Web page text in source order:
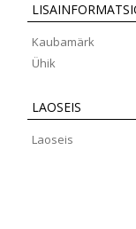
Kaubamärk
Ühik
LAOSEIS
Laoseis